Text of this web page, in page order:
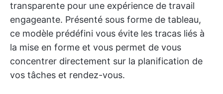
transparente pour une expérience de travail
engageante. Présenté sous forme de tableau,
ce modèle prédéfini vous évite les tracas liés à
la mise en forme et vous permet de vous
concentrer directement sur la planification de
vos tâches et rendez-vous.